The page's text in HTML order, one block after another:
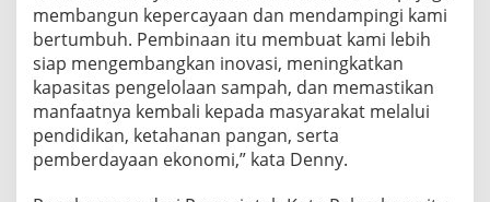
membangun kepercayaan dan mendampingi kami
bertumbuh. Pembinaan itu membuat kami lebih
siap mengembangkan inovasi, meningkatkan
kapasitas pengelolaan sampah, dan memastikan
manfaatnya kembali kepada masyarakat melalui
pendidikan, ketahanan pangan, serta
pemberdayaan ekonomi,” kata Denny.